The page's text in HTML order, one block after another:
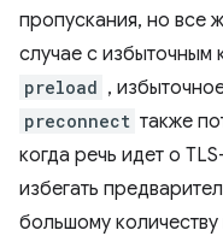
пропускания, но все
случае с избыточным
preload ,
preconnect также
когда речь идет о
избегать
большому количеству